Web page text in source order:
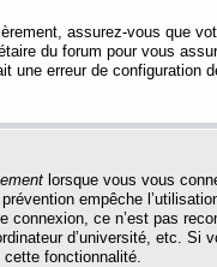
assurez-vous que
du forum pour vous
une erreur de configuration
lorsque vous vous
empêche
ce n’est pas
d’université, etc. Si
fonctionnalité.